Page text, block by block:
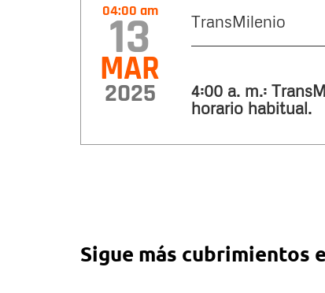
04:00 am
13
MAR
2025
TransMilenio
4:00 a. m.:
horario habitual.
Sigue más cubrimientos